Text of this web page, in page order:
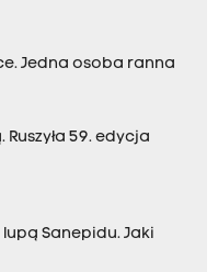
Jedna osoba ranna
59. edycja
Sanepidu. Jaki